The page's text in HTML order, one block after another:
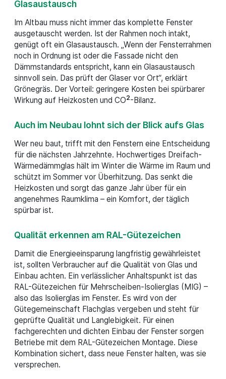
Glasaustausch
Im Altbau muss nicht immer das komplette Fenster
ausgetauscht werden. Ist der Rahmen noch intakt,
genügt oft ein Glasaustausch. „Wenn der Fensterrahmen
noch in Ordnung ist oder die Fassade nicht den
Dämmstandards entspricht, kann ein Glasaustausch
sinnvoll sein. Das prüft der Glaser vor Ort“, erklärt
Grönegräs. Der Vorteil: geringere Kosten bei spürbarer
Wirkung auf Heizkosten und CO2-Bilanz.
Auch im Neubau lohnt sich der Blick aufs Glas
Wer neu baut, trifft mit den Fenstern eine Entscheidung
für die nächsten Jahrzehnte. Hochwertiges Dreifach-
Wärmedämmglas hält im Winter die Wärme im Raum und
schützt im Sommer vor Überhitzung. Das senkt die
Heizkosten und sorgt das ganze Jahr über für ein
angenehmes Raumklima – ein Komfort, der täglich
spürbar ist.
Qualität erkennen am RAL-Gütezeichen
Damit die Energieeinsparung langfristig gewährleistet
ist, sollten Verbraucher auf die Qualität von Glas und
Einbau achten. Ein verlässlicher Anhaltspunkt ist das
RAL-Gütezeichen für Mehrscheiben-Isolierglas (MIG) –
also das Isolierglas im Fenster. Es wird von der
Gütegemeinschaft Flachglas vergeben und steht für
geprüfte Qualität und Langlebigkeit. Für einen
fachgerechten und dichten Einbau der Fenster sorgen
Betriebe mit dem RAL-Gütezeichen Montage. Diese
Kombination sichert, dass neue Fenster halten, was sie
versprechen.